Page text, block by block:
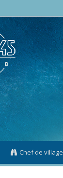
Chef de village